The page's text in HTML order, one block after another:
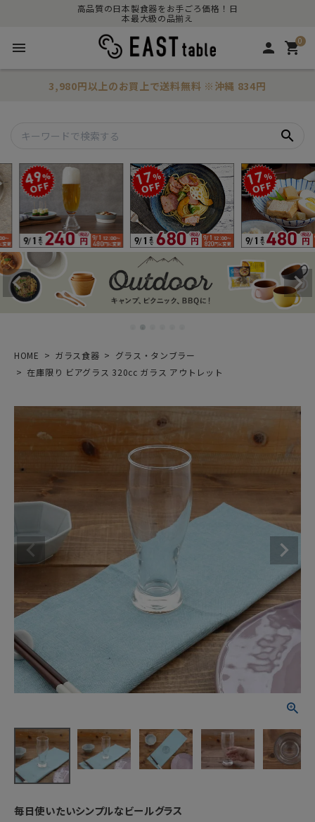
高品質の日本製食器をお手ごろ価格！日
本最大級の品揃え
menu person 0
shopping_cart
3,980円以上のお買上で送料無料 ※沖縄 834円
search
HOME ガラス食器
グラス・タンブラー
在庫限り ビアグラス 320cc ガラス アウトレット
毎日使いたいシンプルなビールグラス